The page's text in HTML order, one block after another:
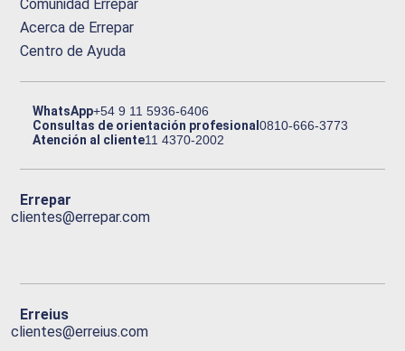
Comunidad Errepar
Acerca de Errepar
Centro de Ayuda
WhatsApp+54 9 11 5936-6406
Consultas de orientación profesional0810-666-3773
Atención al cliente11 4370-2002
Errepar
clientes@errepar.com
Erreius
clientes@erreius.com